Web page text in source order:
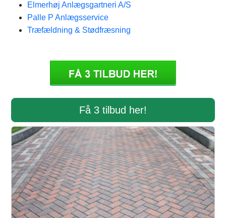
Elmerhøj Anlægsgartneri A/S
Palle P Anlægsservice
Træfældning & Stødfræsning
Få 3 tilbud her!